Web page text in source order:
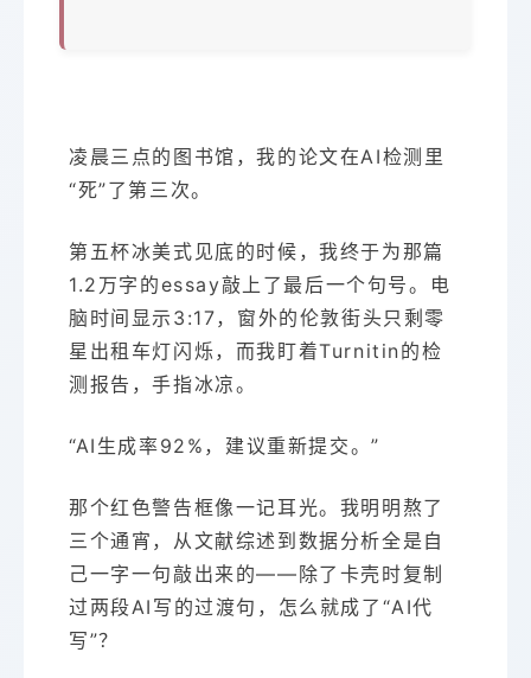
凌晨三点的图书馆，我的论文在AI检测里
“死”了第三次。
第五杯冰美式见底的时候，我终于为那篇
1.2万字的essay敲上了最后一个句号。电
脑时间显示3:17，窗外的伦敦街头只剩零
星出租车灯闪烁，而我盯着Turnitin的检
测报告，手指冰凉。
“AI生成率92%，建议重新提交。”
那个红色警告框像一记耳光。我明明熬了
三个通宵，从文献综述到数据分析全是自
己一字一句敲出来的——除了卡壳时复制
过两段AI写的过渡句，怎么就成了“AI代
写”？